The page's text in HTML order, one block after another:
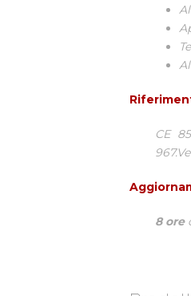
CE
8 ore